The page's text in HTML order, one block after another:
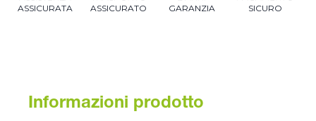
ASSICURATA
ASSICURATO
GARANZIA
SICURO
Informazioni prodotto